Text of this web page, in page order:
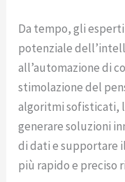
Da tempo, gli
potenziale
all’automazione di
stimolazione del
algoritmi sofisticati,
generare soluzioni
di dati e supportare
più rapido e preciso